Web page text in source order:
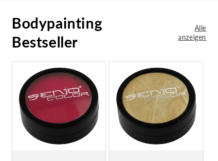
Bodypainting
Bestseller
Alle
anzeigen